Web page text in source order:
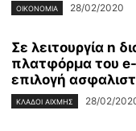
ΟΙΚΟΝΟΜΊΑ 28/02/2020
Σε λειτουργία n
πλατφόρμα του
επιλογή
ΚΛΆΔΟΙ ΑΙΧΜΉΣ 28/02/